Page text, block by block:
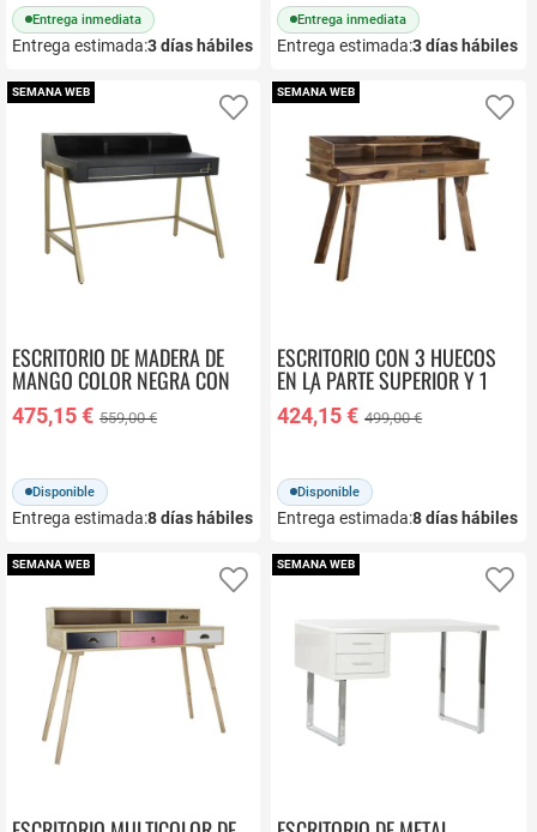
Entrega inmediata
Entrega estimada:3días hábiles
Entrega inmediata
Entrega estimada:3días hábiles
SEMANA WEB
Añadir a favoritos
ESCRITORIO DE MADERA DE
MANGO COLOR NEGRA CON
DETALLES DORADOS MB-
182710
475,15 € 559,00 €
Disponible
Entrega estimada:8días hábiles
SEMANA WEB
ESCRITORIO CON 3 HUECOS
EN LA PARTE SUPERIOR Y 1
CAJÓN INFERIOR MB-201503
424,15 € 499,00 €
Disponible
Entrega estimada:8días hábiles
SEMANA WEB
Añadir a favoritos
SEMANA WEB